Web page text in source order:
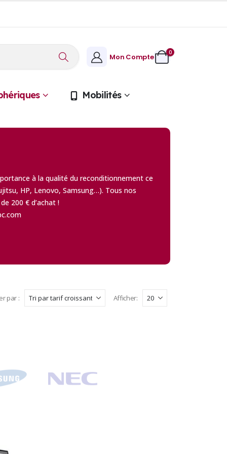
Mon Compte 0
Mobilités
à la qualité du reconditionnement ce
HP, Lenovo, Samsung…). Tous nos
200 € d’achat !
par : Afficher: